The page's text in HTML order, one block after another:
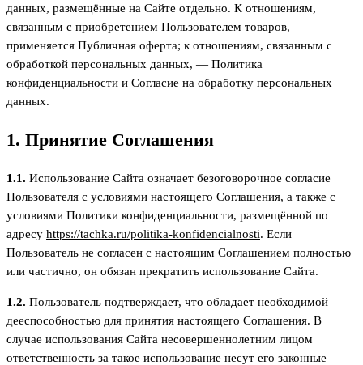
данных, размещённые на Сайте отдельно. К отношениям,
связанным с приобретением Пользователем товаров,
применяется Публичная оферта; к отношениям, связанным с
обработкой персональных данных, — Политика
конфиденциальности и Согласие на обработку персональных
данных.
1. Принятие Соглашения
1.1. Использование Сайта означает безоговорочное согласие
Пользователя с условиями настоящего Соглашения, а также с
условиями Политики конфиденциальности, размещённой по
адресу https://tachka.ru/politika-konfidencialnosti. Если
Пользователь не согласен с настоящим Соглашением полностью
или частично, он обязан прекратить использование Сайта.
1.2. Пользователь подтверждает, что обладает необходимой
дееспособностью для принятия настоящего Соглашения. В
случае использования Сайта несовершеннолетним лицом
ответственность за такое использование несут его законные